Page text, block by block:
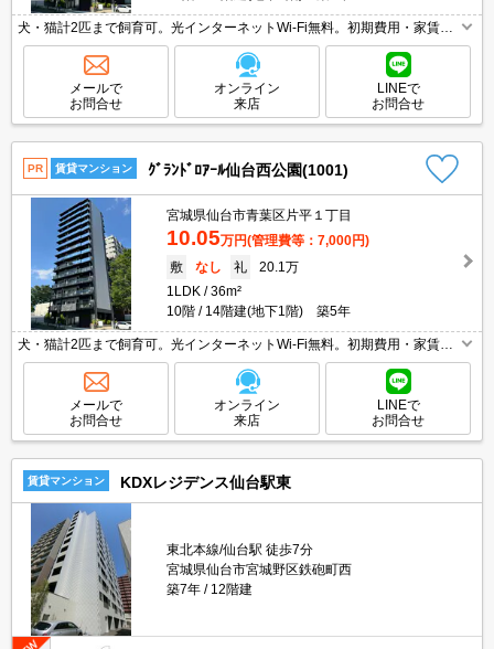
犬・猫計2匹まで飼育可。光インターネットWi-Fi無料。初期費用・家賃カ
ード払い可。ペット施設利用料家賃1ヶ月分。システムキッチン。分譲賃
貸。機械式駐車場。都市ガス使用。宅配ボックスあり。
メールで
お問合せ
オンライン
来店
LINEで
お問合せ
PR 賃貸マンション ｸﾞﾗﾝﾄﾞﾛｱｰﾙ仙台西公園(1001)
宮城県仙台市青葉区片平１丁目
10.05万円(管理費等：7,000円)
敷
なし 礼
20.1万
1LDK
36m²
10階
14階建(地下1階) 築5年
犬・猫計2匹まで飼育可。光インターネットWi-Fi無料。初期費用・家賃カ
ード払い可。ペット施設利用料家賃1ヶ月分。システムキッチン。分譲賃
貸。機械式駐車場。都市ガス使用。宅配ボックスあり。
メールで
お問合せ
オンライン
来店
LINEで
お問合せ
賃貸マンション KDXレジデンス仙台駅東
東北本線/仙台駅 徒歩7分
宮城県仙台市宮城野区鉄砲町西
築7年
12階建